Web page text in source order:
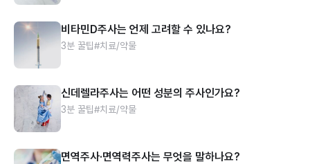
비타민D주사는 언제 고려할 수 있나요?
3분 꿀팁#치료/약물
신데렐라주사는 어떤 성분의 주사인가요?
3분 꿀팁#치료/약물
면역주사·면역력주사는 무엇을 말하나요?